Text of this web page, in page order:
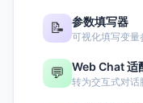
📝 参数填写器
可视化填写变量
💬 Web Chat 适
转为交互式对话